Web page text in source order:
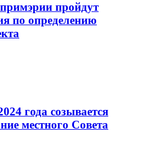
пройдут
по определению
года созывается
местного Совета